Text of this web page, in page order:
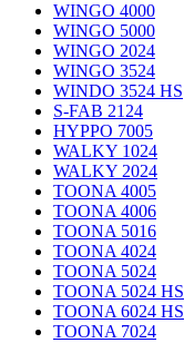
WINGO 4000
WINGO 5000
WINGO 2024
WINGO 3524
WINDO 3524 HS
S-FAB 2124
HYPPO 7005
WALKY 1024
WALKY 2024
TOONA 4005
TOONA 4006
TOONA 5016
TOONA 4024
TOONA 5024
TOONA 5024 HS
TOONA 6024 HS
TOONA 7024